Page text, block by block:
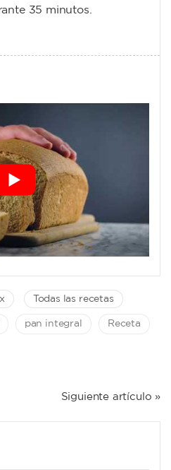
35 minutos.
Todas las recetas
pan integral Receta
Siguiente artículo »